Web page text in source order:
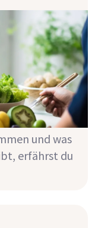
- was
Zeit nach
Vergleich zur
und was
erfährst du